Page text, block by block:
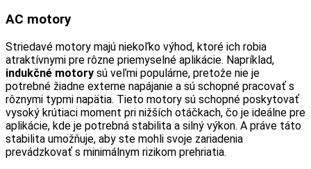
AC motory
Striedavé motory majú niekoľko výhod, ktoré ich robia
atraktívnymi pre rôzne priemyselné aplikácie. Napríklad,
indukčné motory sú veľmi populárne, pretože nie je
potrebné žiadne externe napájanie a sú schopné pracovať s
rôznymi typmi napätia. Tieto motory sú schopné poskytovať
vysoký krútiaci moment pri nižších otáčkach, čo je ideálne pre
aplikácie, kde je potrebná stabilita a silný výkon. A práve táto
stabilita umožňuje, aby ste mohli svoje zariadenia
prevádzkovať s minimálnym rizikom prehriatia.